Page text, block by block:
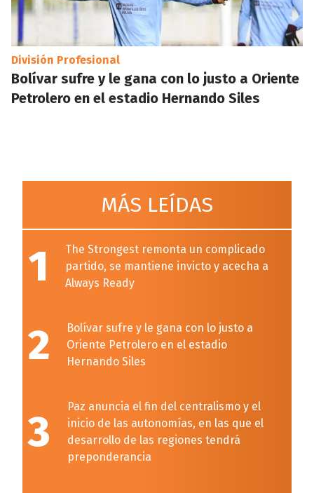
División Profesional
Bolívar sufre y le gana con lo justo a Oriente
Petrolero en el estadio Hernando Siles
MÁS LEÍDAS
1
The Strongest remonta un complicado
partido, se mantiene invicto y acecha a
Always Ready
2
Bolívar sufre y le gana con lo justo a
Oriente Petrolero en el estadio
Hernando Siles
3
Paz anuncia el fin del centralismo y el
inicio de las autonomías, en las que el
desarrollo de las regiones tendrá
preponderancia